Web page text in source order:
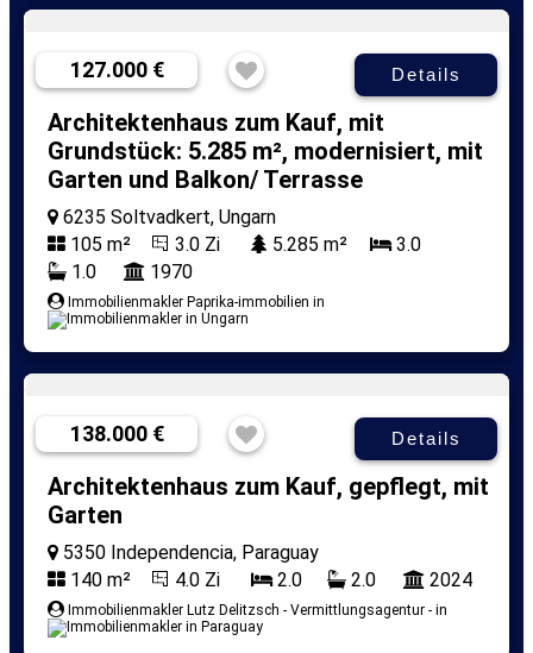
127.000 € Details
Architektenhaus zum Kauf, mit
Grundstück: 5.285 m², modernisiert, mit
Garten und Balkon/ Terrasse
6235 Soltvadkert, Ungarn
105 m²
3.0 Zi 5.285 m²
3.0
1.0
1970
Immobilienmakler Paprika-immobilien in
138.000 € Details
Architektenhaus zum Kauf, gepflegt, mit
Garten
5350 Independencia, Paraguay
140 m²
4.0 Zi 2.0 2.0 2024
Immobilienmakler Lutz Delitzsch - Vermittlungsagentur - in